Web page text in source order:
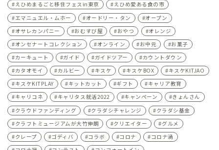
えひめまるごと移住フェスin東京
えひめ愛ある食の市
エマニュエル・ムホー
オードリー・タン
オープン
オサレカンパニー
おむすび屋 おやつ
オレンジ
オンセナートコレクション
オンライン お中元
お菓子
カーキュート
ガイド ガイドツアー
カウントダウン
カタオモイ
カルビー キスケ キスケBOX
キスケKITJAO
キスケKITPLAY
キットカット ギフト
キャリア教育
キャリコネ
キャリタス就活2022 キャンペーン
きょんさん
クラウドファンディング
クラダシチャレンジ
クラダシ基金
クラフトミュージアムが大竹伸朗
クリエイター
グルメ
クレープ
ゴディバ コラボ コロナ
コロナ渦